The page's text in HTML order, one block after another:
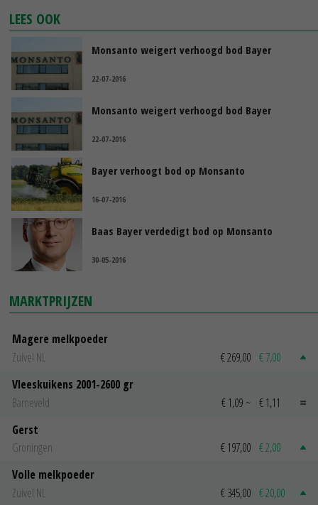
LEES OOK
Monsanto weigert verhoogd bod Bayer
22-07-2016
Monsanto weigert verhoogd bod Bayer
22-07-2016
Bayer verhoogt bod op Monsanto
16-07-2016
Baas Bayer verdedigt bod op Monsanto
30-05-2016
MARKTPRIJZEN
Magere melkpoeder
Zuivel NL
€ 269,00 € 7,00
Vleeskuikens 2001-2600 gr
Barneveld
€ 1,09 ~ € 1,11
Gerst
Groningen
€ 197,00 € 2,00
Volle melkpoeder
Zuivel NL
€ 345,00 € 20,00